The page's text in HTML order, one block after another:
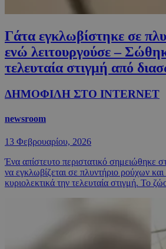
Γάτα εγκλωβίστηκε σε
ενώ λειτουργούσε –
τελευταία στιγμή από
ΔΗΜΟΦΙΛΗ ΣΤΟ INTERNET
newsroom
13 Φεβρουαρίου, 2026
Ένα απίστευτο περιστατικό σημειώθηκε
να εγκλωβίζεται σε πλυντήριο ρούχων
κυριολεκτικά την τελευταία στιγμή. Το